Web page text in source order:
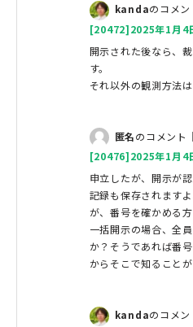
kandaのコメン
[20472]2025年1月4
開示された後なら、
す。
それ以外の観測方法は
匿名のコメント｜
[20476]2025年1月4
申立したが、開示が
記録も保存されます
が、番号を確かめる
一括開示の場合、全
か？そうであれば番
からそこで知ることが
kandaのコメン